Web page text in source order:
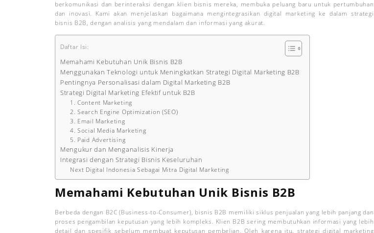
berkomunikasi dan berinteraksi dengan klien bisnis mereka, membuka peluang baru untuk pertumbuhan
dan inovasi. Kami akan menjelaskan bagaimana mengintegrasikan digital marketing ke dalam strategi
bisnis B2B, dengan analisis yang mendalam dan informasi yang akurat.
Daftar Isi:
Memahami Kebutuhan Unik Bisnis B2B
Menggunakan Teknologi untuk Meningkatkan Strategi Digital Marketing B2B
Pentingnya Personalisasi dalam Digital Marketing B2B
Strategi Digital Marketing Efektif untuk B2B
1. Content Marketing
2. Search Engine Optimization (SEO)
3. Email Marketing
4. Social Media Marketing
5. Paid Advertising
Mengukur dan Menganalisis Kinerja
Integrasi dengan Strategi Bisnis Keseluruhan
Next Digital Indonesia Sebagai Mitra Digital Marketing
Memahami Kebutuhan Unik Bisnis B2B
Berbeda dengan B2C (Business-to-Consumer), bisnis B2B memiliki siklus penjualan yang lebih panjang dan
proses pengambilan keputusan yang lebih kompleks. Klien B2B sering membutuhkan informasi yang lebih
detail dan spesifik sebelum membuat keputusan pembelian. Oleh karena itu, strategi digital marketing